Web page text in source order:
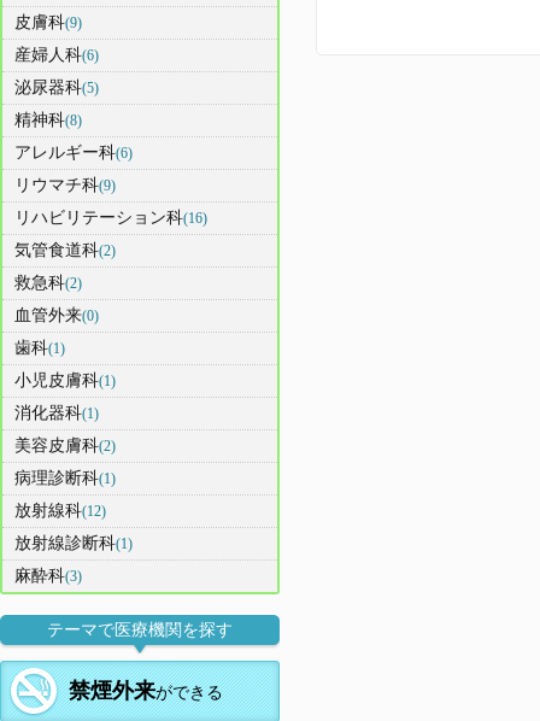
皮膚科(9)
産婦人科(6)
泌尿器科(5)
精神科(8)
アレルギー科(6)
リウマチ科(9)
リハビリテーション科(16)
気管食道科(2)
救急科(2)
血管外来(0)
歯科(1)
小児皮膚科(1)
消化器科(1)
美容皮膚科(2)
病理診断科(1)
放射線科(12)
放射線診断科(1)
麻酔科(3)
テーマで医療機関を探す
禁煙外来ができる